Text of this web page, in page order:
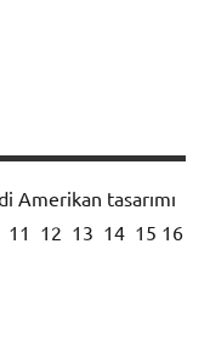
Amerikan tasarımı
11 12 13 14 15 16